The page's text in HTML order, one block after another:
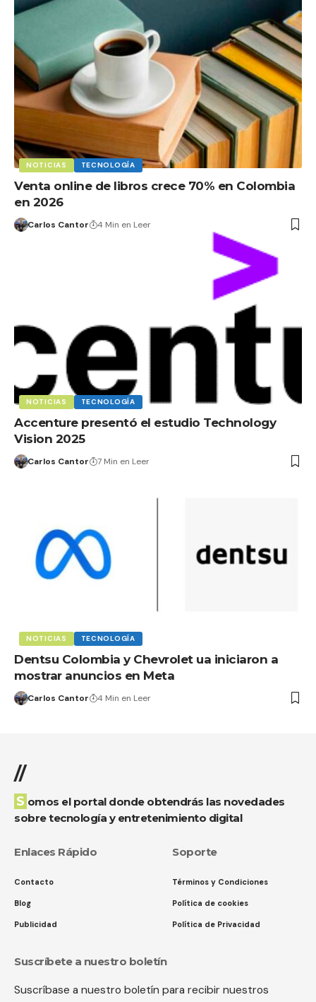
NOTICIAS TECNOLOGÍA
Venta online de libros crece 70% en Colombia
en 2026
Carlos Cantor 4 Min en Leer
NOTICIAS TECNOLOGÍA
Accenture presentó el estudio Technology
Vision 2025
Carlos Cantor 7 Min en Leer
NOTICIAS TECNOLOGÍA
Dentsu Colombia y Chevrolet ua iniciaron a
mostrar anuncios en Meta
Carlos Cantor 4 Min en Leer
//
Somos el portal donde obtendrás las novedades
sobre tecnología y entretenimiento digital
Enlaces Rápido
Contacto
Blog
Publicidad
Soporte
Términos y Condiciones
Política de cookies
Política de Privacidad
Suscríbete a nuestro boletín
Suscríbase a nuestro boletín para recibir nuestros